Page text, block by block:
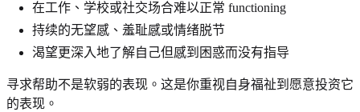
在工作、学校或社交场合难以正常 functioning
持续的无望感、羞耻感或情绪脱节
渴望更深入地了解自己但感到困惑而没有指导
寻求帮助不是软弱的表现。这是你重视自身福祉到愿意投资它
的表现。